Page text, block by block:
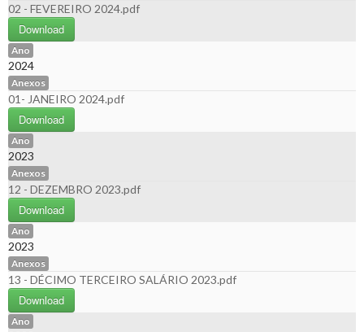
02 - FEVEREIRO 2024.pdf
Download
Ano
2024
Anexos
01- JANEIRO 2024.pdf
Download
Ano
2023
Anexos
12 - DEZEMBRO 2023.pdf
Download
Ano
2023
Anexos
13 - DÉCIMO TERCEIRO SALÁRIO 2023.pdf
Download
Ano